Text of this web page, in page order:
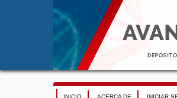
INICIO ACERCA DE INICIAR